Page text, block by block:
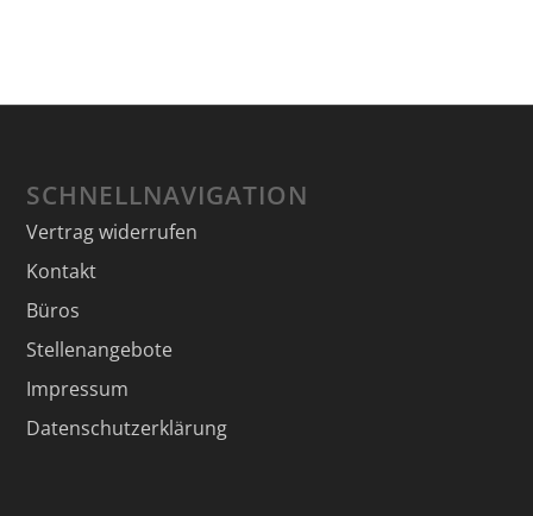
SCHNELLNAVIGATION
Vertrag widerrufen
Kontakt
Büros
Stellenangebote
Impressum
Datenschutzerklärung